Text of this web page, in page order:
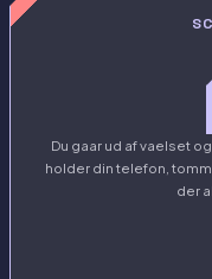
Du gaar ud af vaelset
holder din telefon,
der